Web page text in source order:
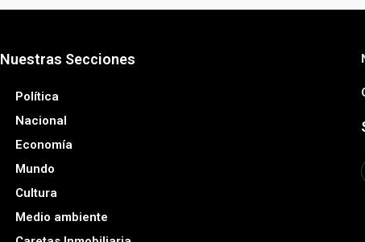
Nuestras Secciones
Política
Nacional
Economía
Mundo
Cultura
Medio ambiente